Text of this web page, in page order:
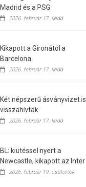
Madrid és a PSG
2026. február 17. kedd
Kikapott a Gironától a
Barcelona
2026. február 17. kedd
Két népszerű ásványvizet is
visszahívtak
2026. február 17. kedd
BL: kiütéssel nyert a
Newcastle, kikapott az Inter
2026. február 19. csütörtök